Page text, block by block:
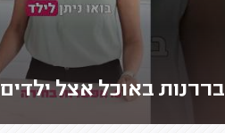
בררנות באוכל אצל ילדים